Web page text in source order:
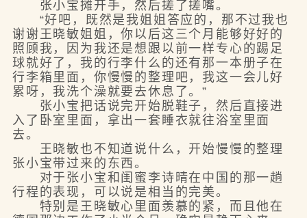
张小宝摊开手，然后搓了搓嘴。
“好吧，既然是我姐姐答应的，那不过我也
谢谢王晓敏姐姐，你以后这三个月能够好好的
照顾我，因为我还是想跟以前一样专心的踢足
球就好了，我的行李什么的还有那一本册子在
行李箱里面，你慢慢的整理吧，我这一会儿好
累呀，我洗个澡就要去休息了。”
张小宝把话说完开始脱鞋子，然后直接进
入了卧室里面，拿出一套睡衣就往浴室里面
去。
王晓敏也不知道说什么，开始慢慢的整理
张小宝带过来的东西。
对于张小宝和闺蜜李诗晴在中国的那一趟
行程的表现，可以说是相当的完美。
特别是王晓敏心里面羡慕的紧，而且他在